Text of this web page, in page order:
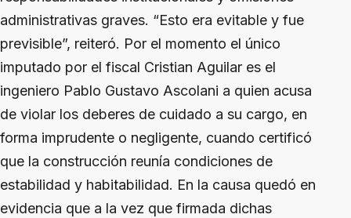
administrativas graves. “Esto era evitable y fue
previsible”, reiteró. Por el momento el único
imputado por el fiscal Cristian Aguilar es el
ingeniero Pablo Gustavo Ascolani a quien acusa
de violar los deberes de cuidado a su cargo, en
forma imprudente o negligente, cuando certificó
que la construcción reunía condiciones de
estabilidad y habitabilidad. En la causa quedó en
evidencia que a la vez que firmada dichas